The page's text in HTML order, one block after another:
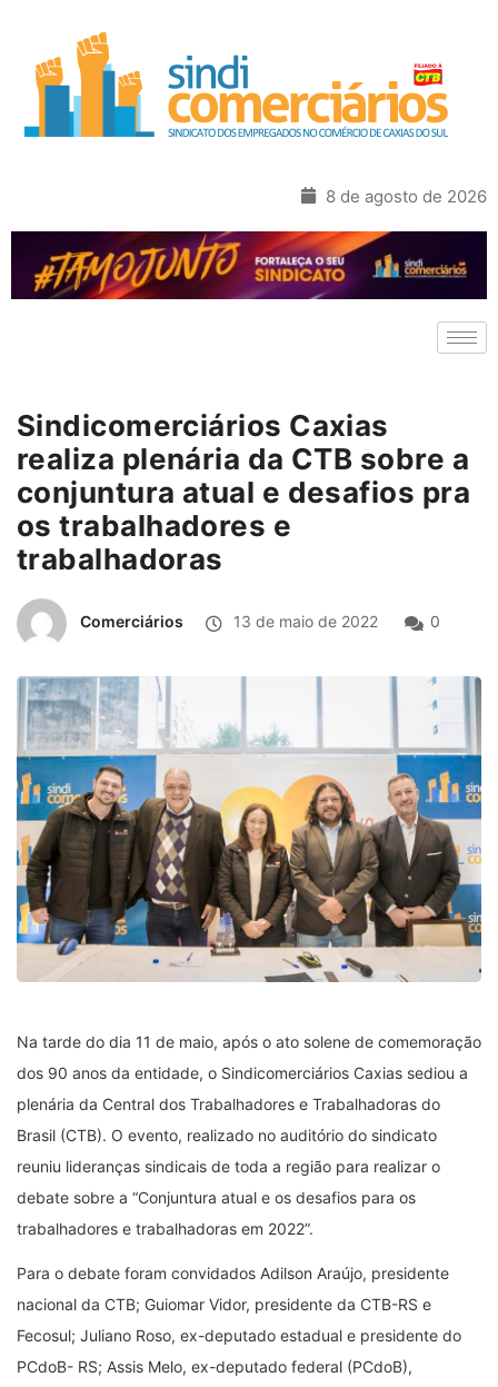
8 de agosto de 2026
Sindicomerciários Caxias
realiza plenária da CTB sobre a
conjuntura atual e desafios pra
os trabalhadores e
trabalhadoras
Comerciários 13 de maio de 2022 0
Na tarde do dia 11 de maio, após o ato solene de comemoração
dos 90 anos da entidade, o Sindicomerciários Caxias sediou a
plenária da Central dos Trabalhadores e Trabalhadoras do
Brasil (CTB). O evento, realizado no auditório do sindicato
reuniu lideranças sindicais de toda a região para realizar o
debate sobre a “Conjuntura atual e os desafios para os
trabalhadores e trabalhadoras em 2022”.
Para o debate foram convidados Adilson Araújo, presidente
nacional da CTB; Guiomar Vidor, presidente da CTB-RS e
Fecosul; Juliano Roso, ex-deputado estadual e presidente do
PCdoB- RS; Assis Melo, ex-deputado federal (PCdoB),